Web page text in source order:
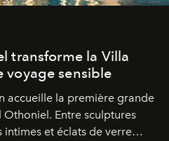
transforme la Villa
voyage sensible
accueille la première grande
Entre sculptures
et éclats de verre